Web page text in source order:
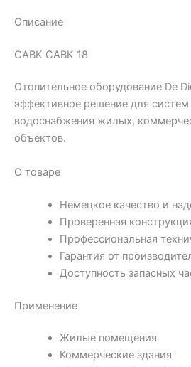
Описание
CABK CABK 18
Отопительное оборудование De
эффективное решение для систем
водоснабжения жилых,
объектов.
О товаре
Немецкое качество и
Проверенная
Профессиональная
Гарантия от
Доступность запасных
Применение
Жилые помещения
Коммерческие здания